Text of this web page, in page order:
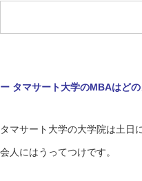
ー タマサート大学のMBAはど
タマサート大学の大学院は土日
会人にはうってつけです。